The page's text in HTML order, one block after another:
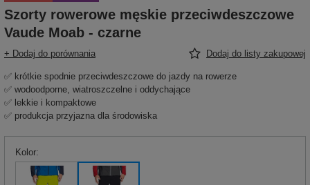
Szorty rowerowe męskie przeciwdeszczowe
Vaude Moab - czarne
+ Dodaj do porównania Dodaj do listy zakupowej
✅ krótkie spodnie przeciwdeszczowe do jazdy na rowerze
✅ wodoodporne, wiatroszczelne i oddychające
✅ lekkie i kompaktowe
✅ produkcja przyjazna dla środowiska
Kolor